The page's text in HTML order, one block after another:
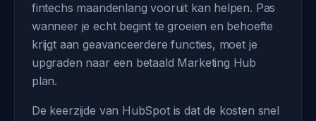
fintechs maandenlang vooruit kan helpen. Pas
wanneer je echt begint te groeien en behoefte
krijgt aan geavanceerdere functies, moet je
upgraden naar een betaald Marketing Hub
plan.
De keerzijde van HubSpot is dat de kosten snel